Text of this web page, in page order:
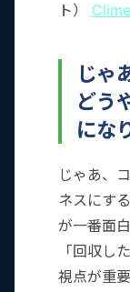
ト）
じゃ
どう
にな
じゃあ、
ネスにす
が一番面
「回収し
視点が重